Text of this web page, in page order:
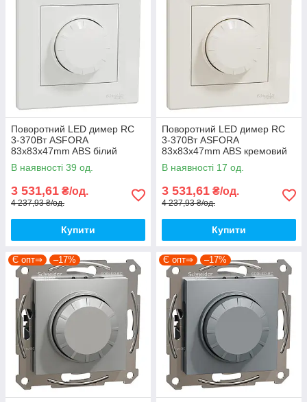
Поворотний LED димер RC
3-370Вт ASFORA
83x83x47mm ABS білий
[EPH6800121] Schneider
Electric
В наявності 39 од.
3 531,61 ₴/од.
4 237,93 ₴/од.
Купити
Поворотний LED димер RC
3-370Вт ASFORA
83x83x47mm ABS кремовий
[EPH6800123] Schneider
Electric
В наявності 17 од.
3 531,61 ₴/од.
4 237,93 ₴/од.
Купити
Є опт⇒ –17% Є опт⇒ –17%